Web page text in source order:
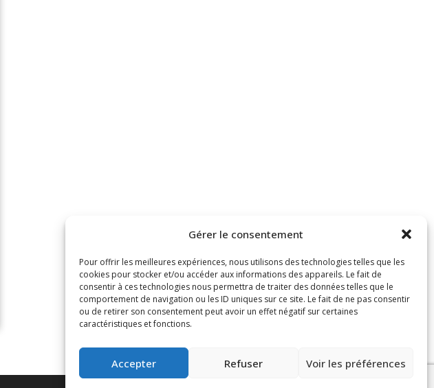
Gérer le consentement
Pour offrir les meilleures expériences, nous utilisons des technologies telles que les
cookies pour stocker et/ou accéder aux informations des appareils. Le fait de
consentir à ces technologies nous permettra de traiter des données telles que le
comportement de navigation ou les ID uniques sur ce site. Le fait de ne pas consentir
ou de retirer son consentement peut avoir un effet négatif sur certaines
caractéristiques et fonctions.
Accepter Refuser Voir les préférences